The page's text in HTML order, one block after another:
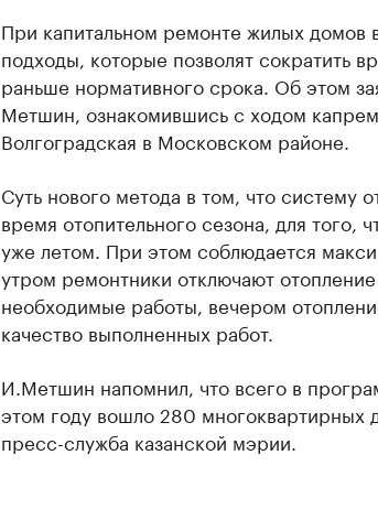
При капитальном ремонте жилых домов
подходы, которые позволят сократить
раньше нормативного срока. Об этом
Метшин, ознакомившись с ходом
Волгоградская в Московском районе.
Суть нового метода в том, что систему
время отопительного сезона, для того,
уже летом. При этом соблюдается
утром ремонтники отключают
необходимые работы, вечером
качество выполненных работ.
И.Метшин напомнил, что всего в
этом году вошло 280
пресс-служба казанской мэрии.